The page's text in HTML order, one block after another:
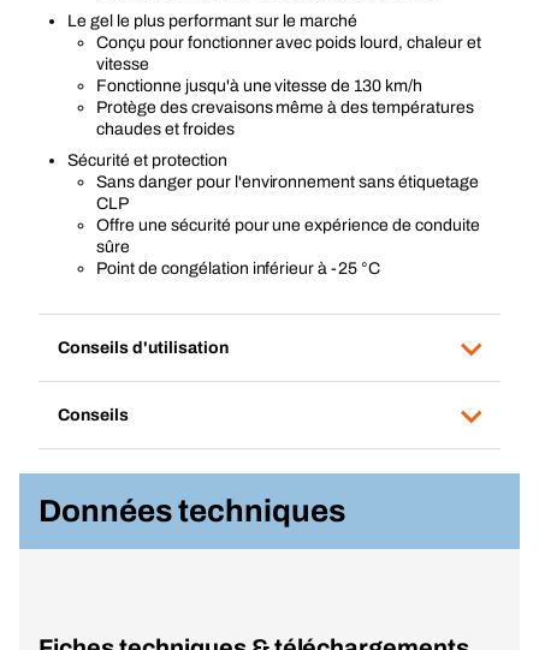
Le gel le plus performant sur le marché
Conçu pour fonctionner avec poids lourd, chaleur et
vitesse
Fonctionne jusqu'à une vitesse de 130 km/h
Protège des crevaisons même à des températures
chaudes et froides
Sécurité et protection
Sans danger pour l'environnement sans étiquetage
CLP
Offre une sécurité pour une expérience de conduite
sûre
Point de congélation inférieur à -25 °C
Conseils d'utilisation
Conseils
Données techniques